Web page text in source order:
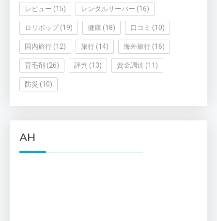
レビュー (15) レンタルサーバー (16)
ロリポップ(19) 健康 (18) 口コミ (10)
国内旅行 (12) 旅行 (14) 海外旅行 (16)
育毛剤 (26) 評判 (13) 資金調達 (11)
防災 (10)
AH